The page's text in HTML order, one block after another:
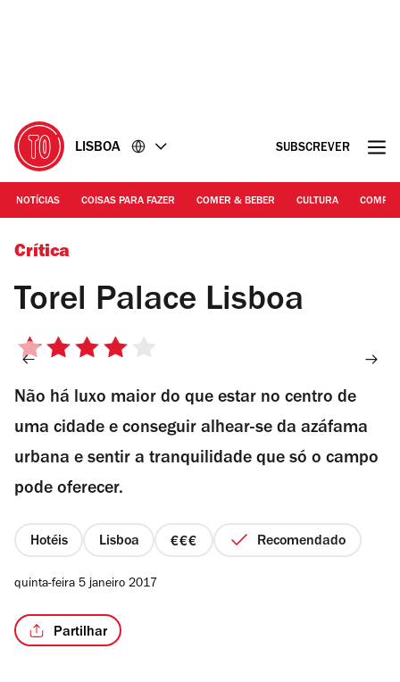
LISBOA SUBSCREVER
NOTÍCIAS COISAS PARA FAZER COMER & BEBER CULTURA
Photograph: Cecilia Tucker for Time Out
Crítica
Torel Palace Lisboa
4/5
Não há luxo maior do que estar no centro de
uma cidade e conseguir alhear-se da azáfama
urbana e sentir a tranquilidade que só o campo
pode oferecer.
Hotéis Lisboa
preço
Recomendado
quinta-feira 5 janeiro 2017
Partilhar